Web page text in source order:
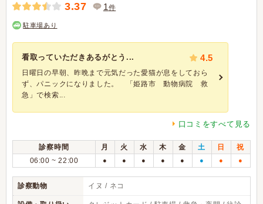
3.37 1件
駐車場あり
看取っていただきあるがとう... 4.5
日曜日の早朝、昨晩まで元気だった愛猫が息をしておら
ず、パニックになりました。 「姫路市 動物病院 救
急」で検索...
口コミをすべて見る
診察時間 月 火 水 木 金 土 日
祝
06:00 ~ 22:00
● ● ● ● ● ● ● ●
診察動物 イヌ / ネコ